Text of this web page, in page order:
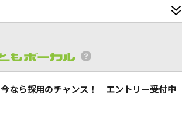
今なら採用のチャンス！ エントリー受付中